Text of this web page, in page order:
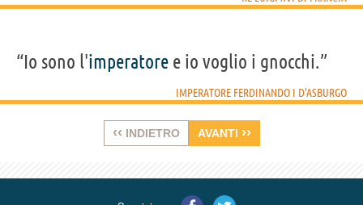
“Io sono l'imperatore e io voglio i gnocchi.”
IMPERATORE FERDINANDO I D'ASBURGO
‹‹ INDIETRO AVANTI ››